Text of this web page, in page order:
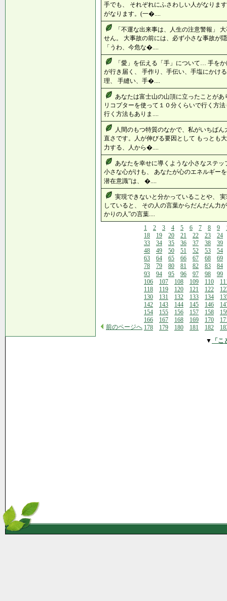
手でも、 それぞれにふさわしい人がなりま
がなります。(一�....
「不運な出来事は、人生の注意警報」
せん。 大事故の前には、必ず小さな事故が
「うわ、今危な�....
「愛」を伝える「手」について… 手を
が行き届く、 手作り、手伝い、手塩にかけ
理、 手縫い、手�....
あなたは富士山の山頂に立ったことが
リコプターを使って１０分くらいで行く方
行く方法もありま....
人間のもつ特質のなかで、私がいちば
直さです。人が伸びる要因として もっとも
力する、人から�....
あなたを幸せに導くような小さなステ
小さな心がけも、 あなたが心のエネルギー
潜在意識”は、 �....
実現できないと分かっていることや、
していると、 その人の言葉からだんだん力
かりの人”の言葉....
前のページへ
1 2 3 4 5 6 7 8 9
18
19 20 21 22 23
24
33
34 35 36 37 38
39
48
49 50 51 52 53
54
63
64 65 66 67 68
69
78
79 80 81 82 83
84
93
94 95 96 97 98
99
106
107 108 109 110
118
119 120 121 122
130
131 132 133 134
142
143 144 145 146
154
155 156 157 158
166
167 168 169 170
178
179 180 181 182
▼
「